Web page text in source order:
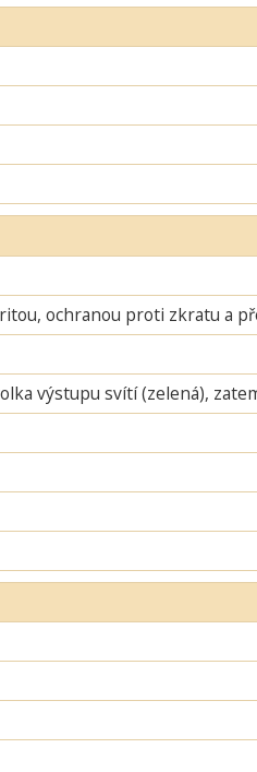
ochranou proti zkratu a
výstupu svítí (zelená),